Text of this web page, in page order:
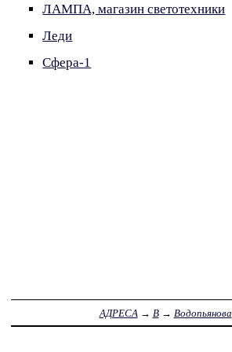
ЛАМПА, магазин светотехники
Леди
Сфера-1
АДРЕСА → В→ Водопьянова